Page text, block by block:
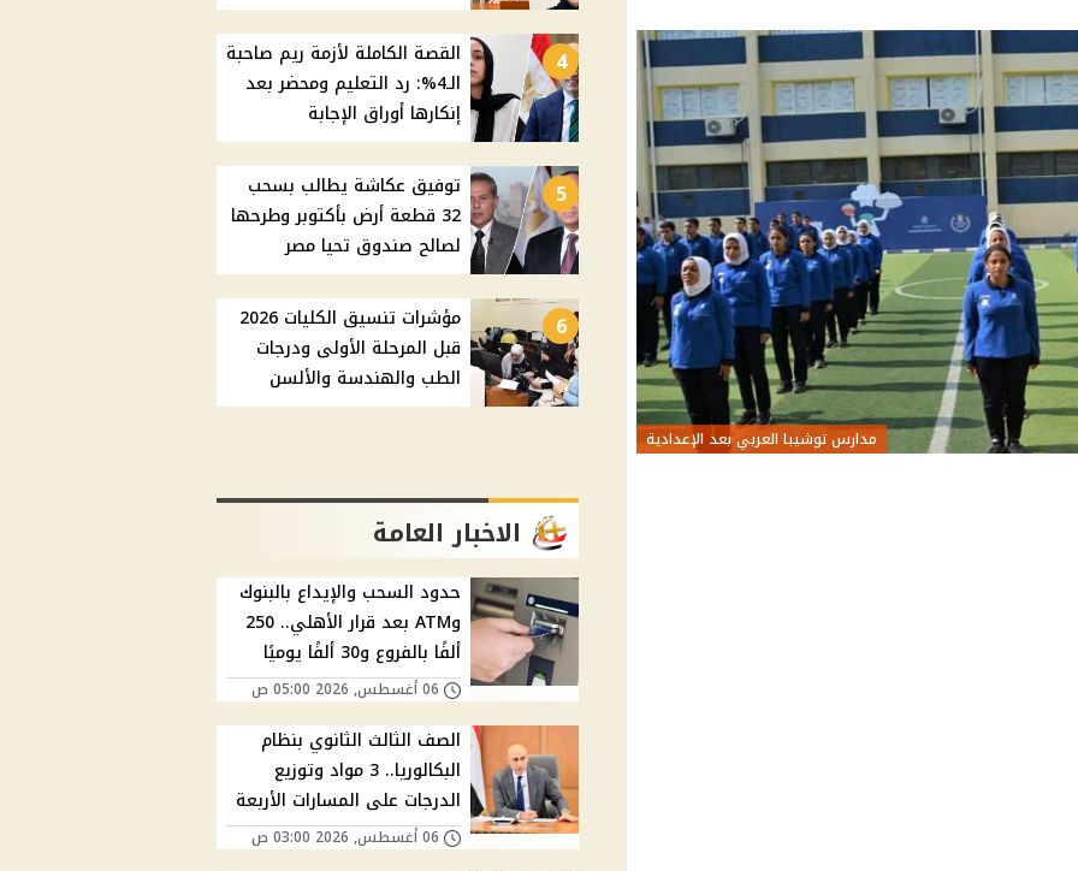
مدارس توشيبا العربي بعد الإعدادية
4
القصة الكاملة لأزمة ريم صاحبة
الـ4%: رد التعليم ومحضر بعد
إنكارها أوراق الإجابة
5
توفيق عكاشة يطالب بسحب
32 قطعة أرض بأكتوبر وطرحها
لصالح صندوق تحيا مصر
6
مؤشرات تنسيق الكليات 2026
قبل المرحلة الأولى ودرجات
الطب والهندسة والألسن
الاخبار العامة
حدود السحب والإيداع بالبنوك
وATM بعد قرار الأهلي.. 250
ألفًا بالفروع و30 ألفًا يوميًا
06 أغسطس, 2026 05:00 ص
الصف الثالث الثانوي بنظام
البكالوريا.. 3 مواد وتوزيع
الدرجات على المسارات الأربعة
06 أغسطس, 2026 03:00 ص